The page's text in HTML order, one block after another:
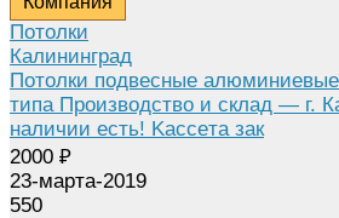
Потолки
Калининград
Потолки подвесные
типа Производство и склад — г.
наличии есть! Kacceтa зaк
2000 ₽
23-марта-2019
550